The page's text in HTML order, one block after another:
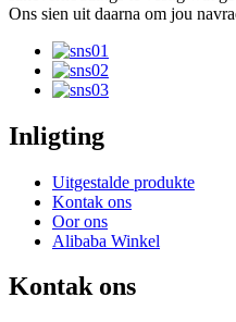
Ons sien uit daarna om jou
Inligting
Uitgestalde produkte
Kontak ons
Oor ons
Alibaba Winkel
Kontak ons